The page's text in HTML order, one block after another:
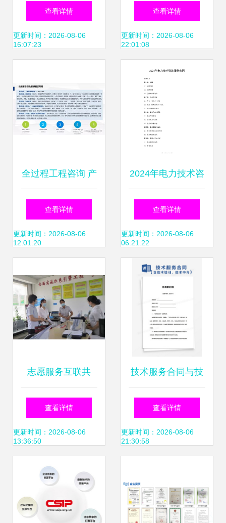
回顾与技术服务咨
询管理实践
查看详情
更新时间：2026-08-06
16:07:23
专业认证与技术服
务的领军企业
查看详情
更新时间：2026-08-06
22:01:08
全过程工程咨询 产
品交付模式解析与
技术服务咨询要点
查看详情
更新时间：2026-08-06
12:01:20
2024年电力技术咨
询服务合同范本
查看详情
更新时间：2026-08-06
06:21:22
志愿服务互联共
建，技术咨询赋能
蔡甸文明典范城市
查看详情
更新时间：2026-08-06
13:36:50
技术服务合同与技
术服务咨询 定义、
要点与协同价值
查看详情
更新时间：2026-08-06
21:30:58